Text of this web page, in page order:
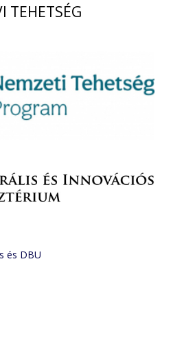
TEHETSÉG
és DBU